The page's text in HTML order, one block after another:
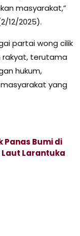
masyarakat,”
12/2025).
partai wong cilik
rakyat, terutama
hukum,
yang
Panas Bumi di
Laut Larantuka